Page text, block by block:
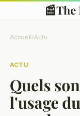
📰The
Accueil›Actu
ACTU
Quels
l'usage